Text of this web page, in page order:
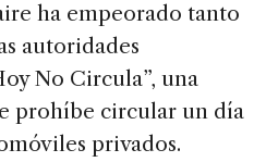
ha empeorado tanto
autoridades
No Circula”, una
prohíbe circular un día
privados.